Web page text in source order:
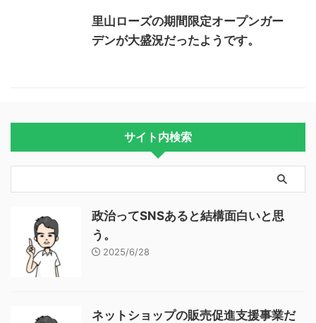
里山ローズの期間限定オープンガー
デンが大盛況だったようです。
サイト内検索
政治ってSNSあると結構面白いと思
う。
2025/6/28
ネットショップの販売促進支援事業だ